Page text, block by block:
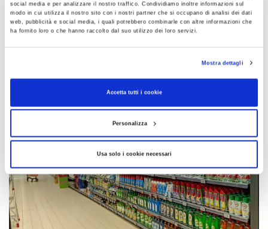
social media e per analizzare il nostro traffico. Condividiamo inoltre informazioni sul
modo in cui utilizza il nostro sito con i nostri partner che si occupano di analisi dei dati
web, pubblicità e social media, i quali potrebbero combinarle con altre informazioni che
ha fornito loro o che hanno raccolto dal suo utilizzo dei loro servizi.
Mostra dettagli
Accetta tutti i cookie
Personalizza
Usa solo i cookie necessari